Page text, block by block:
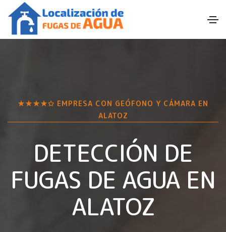
★★★★✩ EMPRESA CON GEÓFONO Y CÁMARA EN
ALATOZ
DETECCIÓN DE
FUGAS DE AGUA EN
ALATOZ